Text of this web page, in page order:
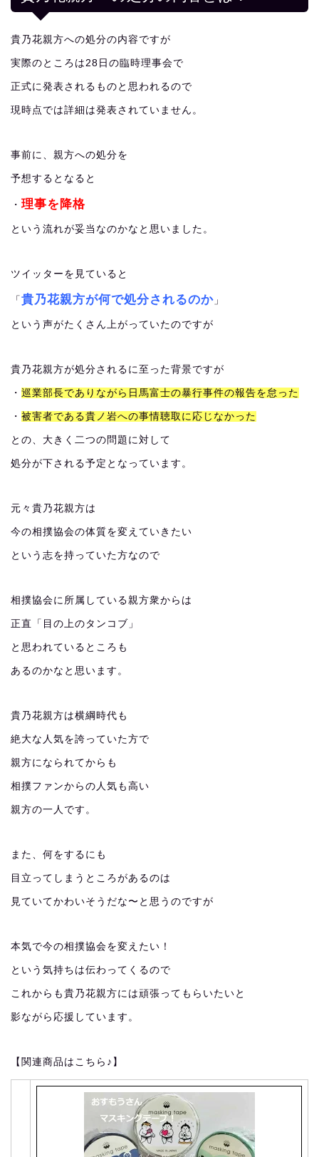
貴乃花親方への処分の内容ですが
実際のところは28日の臨時理事会で
正式に発表されるものと思われるので
現時点では詳細は発表されていません。
事前に、親方への処分を
予想するとなると
・ 理事を降格
という流れが妥当なのかなと思いました。
ツイッターを見ていると
「 貴乃花親方が何で処分されるのか 」
という声がたくさん上がっていたのですが
貴乃花親方が処分されるに至った背景ですが
・ 巡業部長でありながら日馬富士の暴行事件の報告を怠った
・ 被害者である貴ノ岩への事情聴取に応じなかった
との、大きく二つの問題に対して
処分が下される予定となっています。
元々貴乃花親方は
今の相撲協会の体質を変えていきたい
という志を持っていた方なので
相撲協会に所属している親方衆からは
正直「目の上のタンコブ」
と思われているところも
あるのかなと思います。
貴乃花親方は横綱時代も
絶大な人気を誇っていた方で
親方になられてからも
相撲ファンからの人気も高い
親方の一人です。
また、何をするにも
目立ってしまうところがあるのは
見ていてかわいそうだな〜と思うのですが
本気で今の相撲協会を変えたい！
という気持ちは伝わってくるので
これからも貴乃花親方には頑張ってもらいたいと
影ながら応援しています。
【関連商品はこちら♪】